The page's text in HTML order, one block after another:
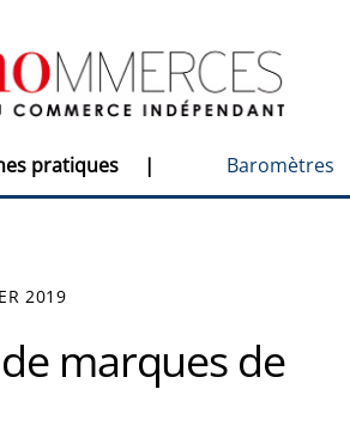
pratiques | Baromètres
2019
marques de